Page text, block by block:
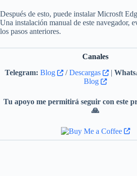
Después de esto, puede instalar Microsft
Una instalación manual de este navegador,
los pasos anteriores.
Canales
Telegram: Blog /Descargas |
Blog
Tu apoyo me permitirá seguir con este
🙏